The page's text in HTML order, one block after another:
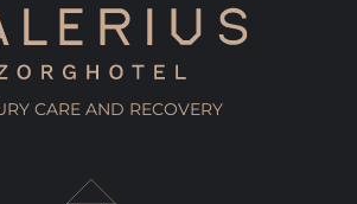
CARE AND RECOVERY